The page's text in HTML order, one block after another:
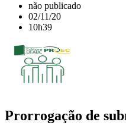
não publicado
02/11/20
10h39
Prorrogação de